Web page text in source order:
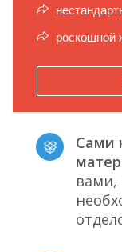
роскошной
Сами
вами,